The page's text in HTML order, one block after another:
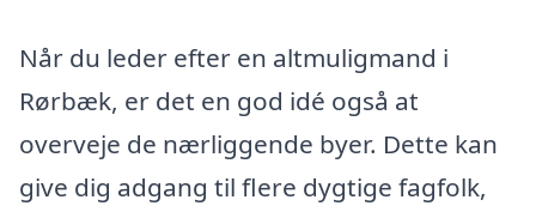
Når du leder efter en altmuligmand i
Rørbæk, er det en god idé også at
overveje de nærliggende byer. Dette kan
give dig adgang til flere dygtige fagfolk,